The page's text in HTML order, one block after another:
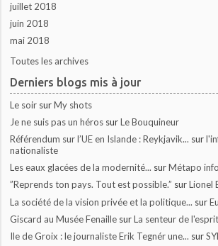
juillet 2018
juin 2018
mai 2018
Toutes les archives
Derniers blogs mis à jour
Le soir surMy shots
Je ne suis pas un héros surLe Bouquineur
Référendum sur l’UE en Islande : Reykjavik... sur
nationaliste
Les eaux glacées de la modernité... surMétapo
”Reprends ton pays. Tout est possible.” surLionel
La société de la vision privée et la politique... sur
Giscard au Musée Fenaille surLa senteur de l'esprit
Ile de Groix : le journaliste Erik Tegnér une... sur